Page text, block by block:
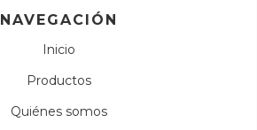
NAVEGACIÓN
Inicio
Productos
Quiénes somos